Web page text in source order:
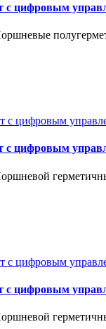
с цифровым
с цифровым
с цифровым